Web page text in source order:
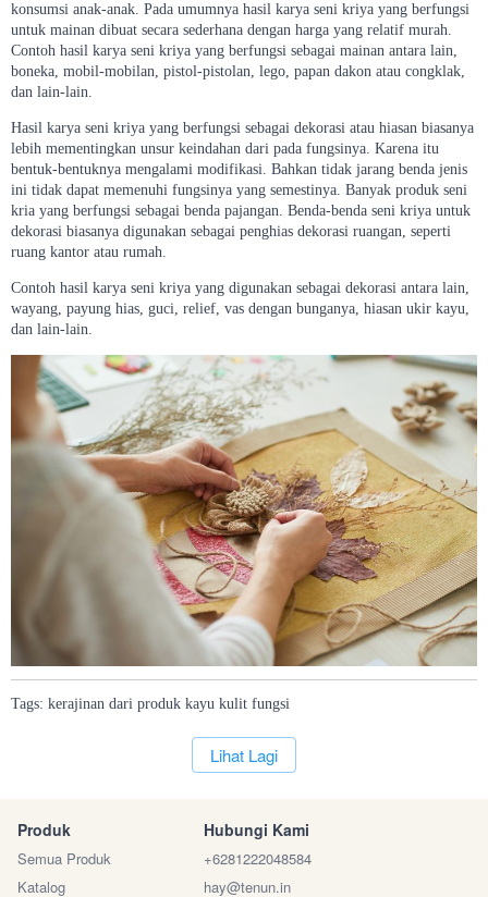
konsumsi anak-anak. Pada umumnya hasil karya seni kriya yang berfungsi
untuk mainan dibuat secara sederhana dengan harga yang relatif murah.
Contoh hasil karya seni kriya yang berfungsi sebagai mainan antara lain,
boneka, mobil-mobilan, pistol-pistolan, lego, papan dakon atau congklak,
dan lain-lain.
Hasil karya seni kriya yang berfungsi sebagai dekorasi atau hiasan biasanya
lebih mementingkan unsur keindahan dari pada fungsinya. Karena itu
bentuk-bentuknya mengalami modifikasi. Bahkan tidak jarang benda jenis
ini tidak dapat memenuhi fungsinya yang semestinya. Banyak produk seni
kria yang berfungsi sebagai benda pajangan. Benda-benda seni kriya untuk
dekorasi biasanya digunakan sebagai penghias dekorasi ruangan, seperti
ruang kantor atau rumah.
Contoh hasil karya seni kriya yang digunakan sebagai dekorasi antara lain,
wayang, payung hias, guci, relief, vas dengan bunganya, hiasan ukir kayu,
dan lain-lain.
Tags: kerajinan dari produk kayu kulit fungsi
`Lihat Lagi
Produk
Semua Produk
Katalog
Hubungi Kami
+6281222048584
hay@tenun.in